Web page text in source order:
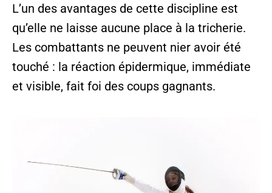
L’un des avantages de cette discipline est
qu’elle ne laisse aucune place à la tricherie.
Les combattants ne peuvent nier avoir été
touché : la réaction épidermique, immédiate
et visible, fait foi des coups gagnants.